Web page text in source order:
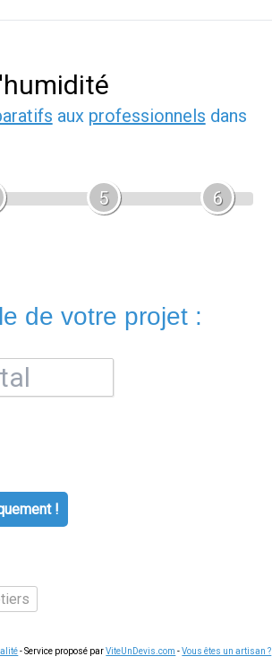
aux professionnels dans
5 6
de votre projet :
!
- Service proposé parViteUnDevis.com -Vous êtes un artisan ?